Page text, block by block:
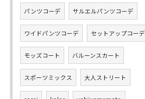
パンツコーデ サルエルパンツコーデ
ワイドパンツコーデ セットアップコーデ
モッズコート バルーンスカート
スポーツミックス 大人ストリート